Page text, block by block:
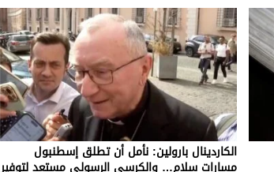
الكاردينال بارولين: نأمل أن تطلق إسطنبول
مسارات سلام… والكرسي الرسولي مستعد لتوفير